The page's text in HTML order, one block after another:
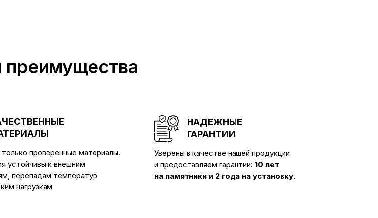
проверенные материалы.
устойчивы к внешним
перепадам температур
нагрузкам
НАДЕЖНЫЕ
ГАРАНТИИ
Уверены в качестве нашей продукции
и предоставляем гарантии: 10 лет
на памятники и 2 года на установку.